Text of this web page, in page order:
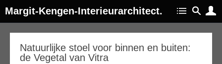
Margit-Kengen-Interieurarchitect.
Natuurlijke stoel voor binnen en buiten:
de Vegetal van Vitra